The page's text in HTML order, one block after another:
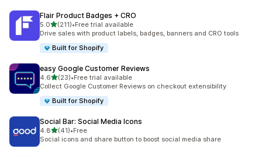
Flair Product Badges + CRO
5.0เต็ม 5 ดาว
(211)
ทั้งหมด 211 รีวิว
•Free trial available
Drive sales with product labels, badges, banners and CRO tools
Built for Shopify
easy Google Customer Reviews
4.6เต็ม 5 ดาว
(23)
ทั้งหมด 23 รีวิว
•Free trial available
Collect Google Customer Reviews on checkout extensibility
Built for Shopify
Social Bar: Social Media Icons
4.8เต็ม 5 ดาว
(41)
ทั้งหมด 41 รีวิว
•Free
Social icons and share button to boost social media share